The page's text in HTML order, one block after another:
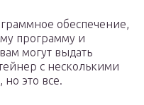
обеспечение,
программу и
могут выдать
с несколькими
это все.